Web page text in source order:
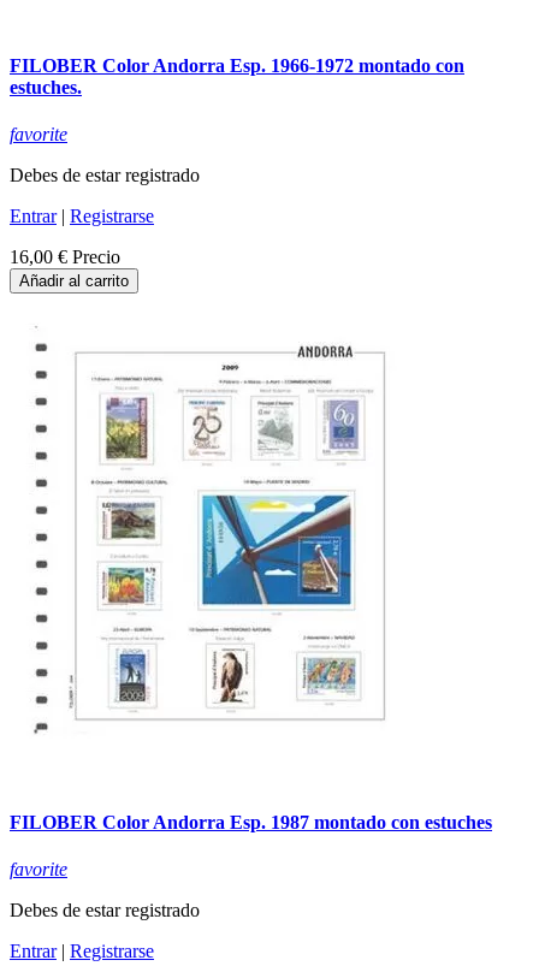
FILOBER Color Andorra Esp. 1966-1972 montado con
estuches.
favorite
Debes de estar registrado
Entrar| Registrarse
16,00 € Precio
Añadir al carrito
FILOBER Color Andorra Esp. 1987 montado con estuches
favorite
Debes de estar registrado
Entrar| Registrarse